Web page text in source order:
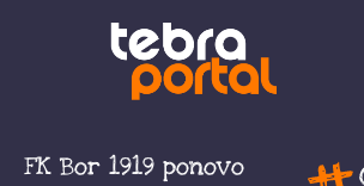
FK Bor 1919 ponovo